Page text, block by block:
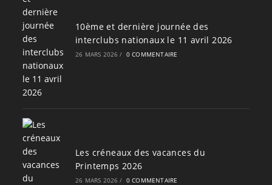
10ème et dernière journée des
interclubs nationaux le 11 avril 2026
26 MARS 2026 / 0 COMMENTAIRE
Les créneaux des vacances du
Printemps 2026
26 MARS 2026 / 0 COMMENTAIRE